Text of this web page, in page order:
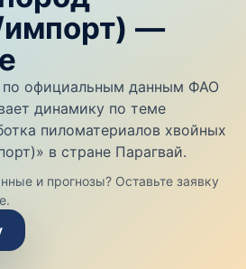
импорт) —
официальным данным ФАО
динамику по теме
пиломатериалов хвойных
в стране Парагвай.
и прогнозы? Оставьте заявку